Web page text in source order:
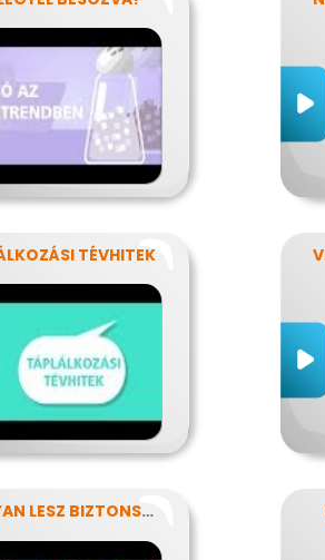
TÉVHITEK
HOGYAN LESZ BIZTONSÁGOS, AMIT MEGESZEL?